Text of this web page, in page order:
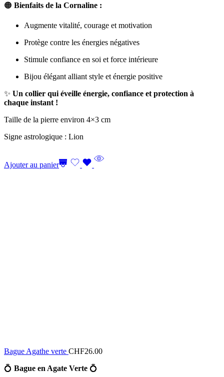
🟠 Bienfaits de la Cornaline :
Augmente vitalité, courage et motivation
Protège contre les énergies négatives
Stimule confiance en soi et force intérieure
Bijou élégant alliant style et énergie positive
✨ Un collier qui éveille énergie, confiance et protection à
chaque instant !
Taille de la pierre environ 4×3 cm
Signe astrologique : Lion
Ajouter au panier
Bague Agathe verte CHF26.00
💍 Bague en Agate Verte 💍